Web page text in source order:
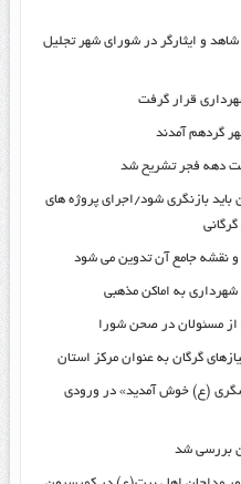
و ایثارگر در شورای شهر تجلیل
قرار گرفت
گردهم آمدند
دهه فجر تشریح شد
بازنگری شود/اجرای پروژه های
نقشه جامع آن تدوین می شود
از مسئولان در صحن شورا
گرگان به عنوان مرکز استان
(ع) خوش آمدید» در ورودی
بررسی شد